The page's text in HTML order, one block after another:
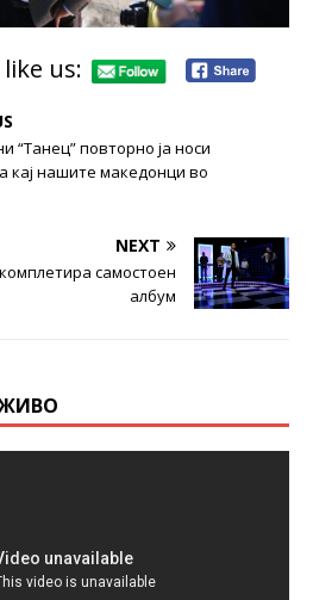
us:
“Танец” повторно ја носи
кај нашите македонци во
NEXT
самостоен
албум
ЖИВО